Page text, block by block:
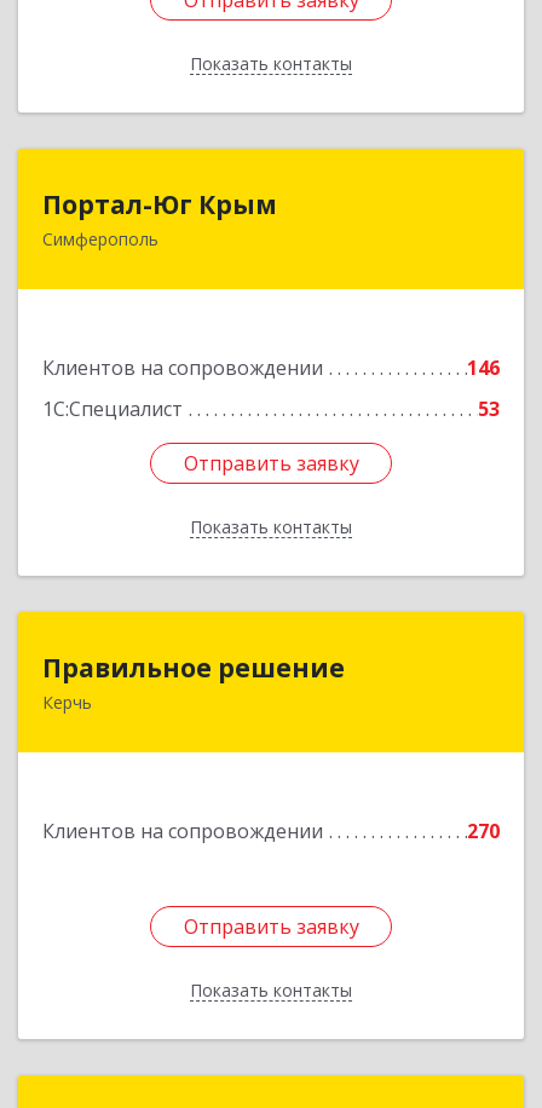
Показать контакты
Назад
Портал-Юг Крым
Симферополь
Клиентов на сопровождении
146
1С:Специалист
53
Отправить заявку
Показать контакты
295015, Крым Респ, Симферополь г, Козлова ул,
Отправить заявку
Назад
Правильное решение
Керчь
Клиентов на сопровождении 270
Отправить заявку
Показать контакты
298330, Крым Респ, Керчь г, Адмиралтейский
Отправить заявку
Назад